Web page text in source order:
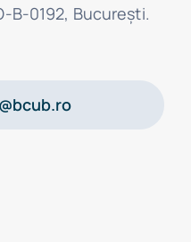
B-0192, Bucureşti.